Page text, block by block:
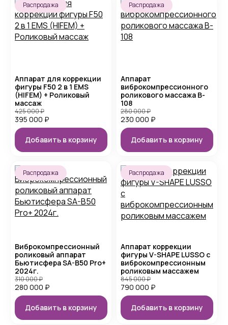
Распродажа
Аппарат для коррекции
фигуры F50 2 в 1 EMS
(HIFEM) + Роликовый
массаж
395 000 ₽
425 000₽
Добавить в корзину
Распродажа
Аппарат
виброкомпрессионного
роликового массажа B-
108
230 000 ₽
280 000₽
Добавить в корзину
Распродажа
Виброкомпрессионный
роликовый аппарат
Бьютисфера SA-B50 Pro+
2024г.
280 000 ₽
310 000₽
Добавить в корзину
Распродажа
Аппарат коррекции
фигуры V-SHAPE LUSSO с
виброкомпрессионным
роликовым массажем
790 000 ₽
845 000₽
Добавить в корзину